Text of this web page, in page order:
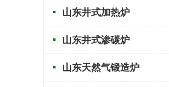
山东井式加热炉
山东井式渗碳炉
山东天然气锻造炉